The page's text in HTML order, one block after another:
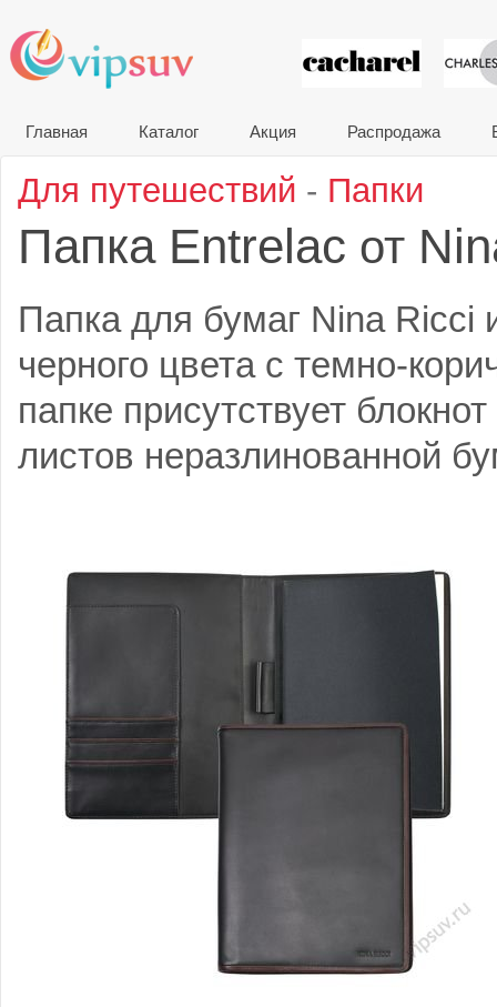
VIP
Главная Каталог Акция Распродажа
Для путешествий - Папки
Папка Entrelac от
Папка для бумаг Nina Ricci
черного цвета с темно-
папке присутствует
листов неразлинованной